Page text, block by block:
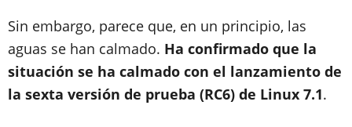
Sin embargo, parece que, en un principio, las
aguas se han calmado. Ha confirmado que la
situación se ha calmado con el lanzamiento de
la sexta versión de prueba (RC6) de Linux 7.1.